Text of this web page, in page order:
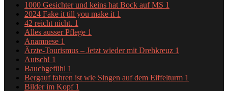
1000 Gesichter und keins hat Bock auf MS 1
2024 Fake it till you make it 1
42 reicht nicht. 1
Alles ausser Pflege 1
Anamnese 1
Ärzte-Tourismus – Jetzt wieder mit Drehkreuz 1
Autsch! 1
Bauchgefühl 1
Bergauf fahren ist wie Singen auf dem Eiffelturm 1
Bilder im Kopf 1